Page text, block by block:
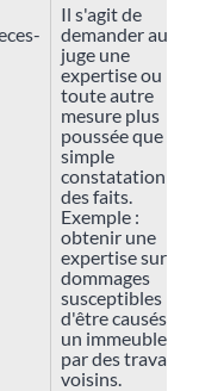
Il s'agit de
demander au
juge une
expertise ou
toute autre
mesure plus
poussée que la
simple
constatation
des faits.
Exemple :
obtenir une
expertise sur les
dommages
susceptibles
d'être causés à
un immeuble
par des travaux
voisins.